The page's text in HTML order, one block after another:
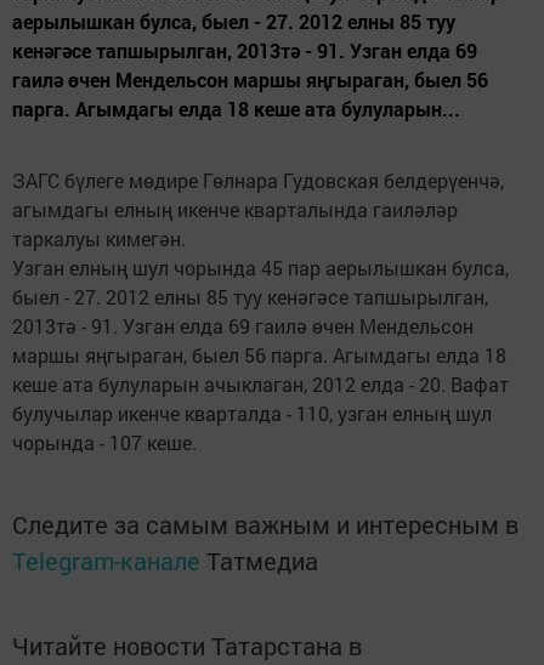
аерылышкан булса, быел - 27. 2012 елны 85 туу
кенәгәсе тапшырылган, 2013тә - 91. Узган елда 69
гаилә өчен Мендельсон маршы яңгыраган, быел 56
парга. Агымдагы елда 18 кеше ата булуларын...
ЗАГС бүлеге мөдире Гөлнара Гудовская белдерүенчә,
агымдагы елның икенче кварталында гаиләләр
таркалуы кимегән.
Узган елның шул чорында 45 пар аерылышкан булса,
быел - 27. 2012 елны 85 туу кенәгәсе тапшырылган,
2013тә - 91. Узган елда 69 гаилә өчен Мендельсон
маршы яңгыраган, быел 56 парга. Агымдагы елда 18
кеше ата булуларын ачыклаган, 2012 елда - 20. Вафат
булучылар икенче кварталда - 110, узган елның шул
чорында - 107 кеше.
Следите за самым важным и интересным в
Telegram-канале Татмедиа
Читайте новости Татарстана в